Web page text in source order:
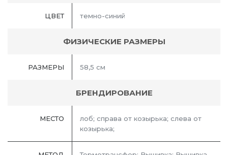
ЦВЕТ темно-синий
ФИЗИЧЕСКИЕ РАЗМЕРЫ
РАЗМЕРЫ 58,5 см
БРЕНДИРОВАНИЕ
МЕСТО
лоб; справа от козырька; слева от
козырька;